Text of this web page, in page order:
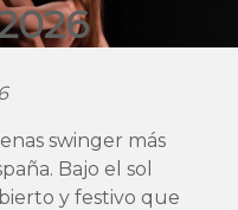
swinger más
Bajo el sol
y festivo que